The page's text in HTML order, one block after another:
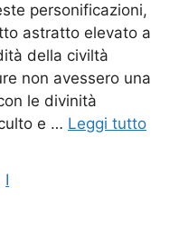
personificazioni,
astratto elevato a
della civiltà
non avessero una
le divinità
e … Leggi tutto
I